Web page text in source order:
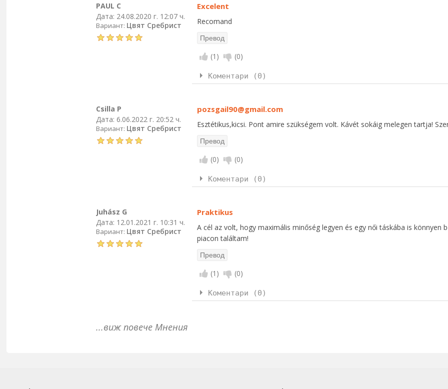
PAUL C
Дата: 24.08.2020 г. 12:07 ч.
Вариант: Цвят Сребрист
Excelent
Recomand
(1 ) (0)
Коментари (0)
Csilla P
Дата: 6.06.2022 г. 20:52 ч.
Вариант: Цвят Сребрист
pozsgail90@gmail.com
Esztétikus,kicsi. Pont amire szükségem volt. Kávét sokáig melegen tartja!
(0) (0)
Коментари (0)
Juhász G
Дата: 12.01.2021 г. 10:31 ч.
Вариант: Цвят Сребрист
Praktikus
A cél az volt, hogy maximális minőség legyen és egy női táskába is könnyen
piacon találtam!
(1 ) (0)
Коментари (0)
...виж повече Мнения